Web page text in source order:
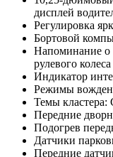
дисплей
Регулировка
Бортовой
Напоминание о
рулевого колеса
Индикатор
Режимы
Темы кластера:
Передние
Подогрев
Датчики
Передние